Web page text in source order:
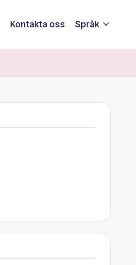
Kontakta oss Språk